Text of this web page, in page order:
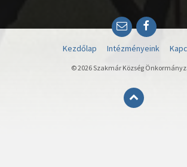
EmailFacebook
Kezdőlap Intézményeink
© 2026 Szakmár Község